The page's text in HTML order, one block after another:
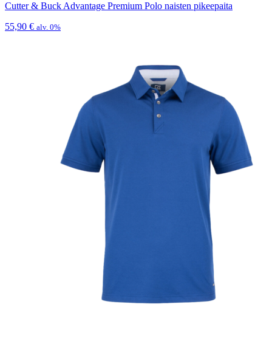
Cutter & Buck Advantage Premium Polo naisten pikeepaita
55,90 € alv. 0%